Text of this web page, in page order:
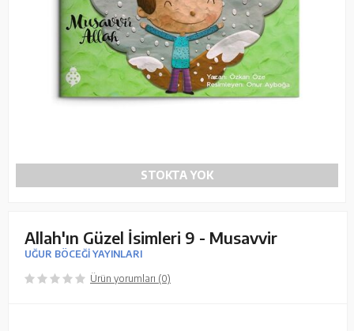
STOKTA YOK
Allah'ın Güzel İsimleri 9 - Musavvir
UĞUR BÖCEĞİ YAYINLARI
Ürün yorumları (0)